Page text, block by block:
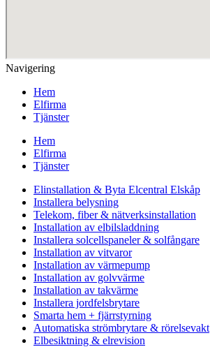
Navigering
Hem
Elfirma
Tjänster
Hem
Elfirma
Tjänster
Elinstallation & Byta Elcentral Elskåp
Installera belysning
Telekom, fiber & nätverksinstallation
Installation av elbilsladdning
Installera solcellspaneler & solfångare
Installation av vitvaror
Installation av värmepump
Installation av golvvärme
Installation av takvärme
Installera jordfelsbrytare
Smarta hem + fjärrstyrning
Automatiska strömbrytare & rörelsevakt
Elbesiktning & elrevision